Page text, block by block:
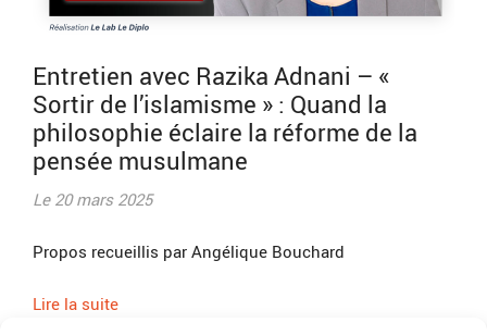
Entretien avec Razika Adnani – «
Sortir de l’islamisme » : Quand la
philosophie éclaire la réforme de la
pensée musulmane
Le 20 mars 2025
Propos recueillis par Angélique Bouchard
Lire la suite